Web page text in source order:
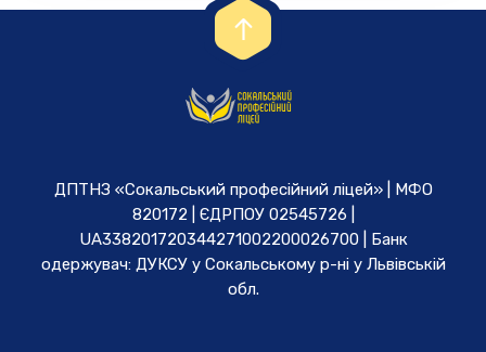
ДПТНЗ «Сокальський професійний ліцей» | МФО
820172 | ЄДРПОУ 02545726 |
UA338201720344271002200026700 | Банк
одержувач: ДУКСУ у Cокальському р-ні у Львівській
обл.